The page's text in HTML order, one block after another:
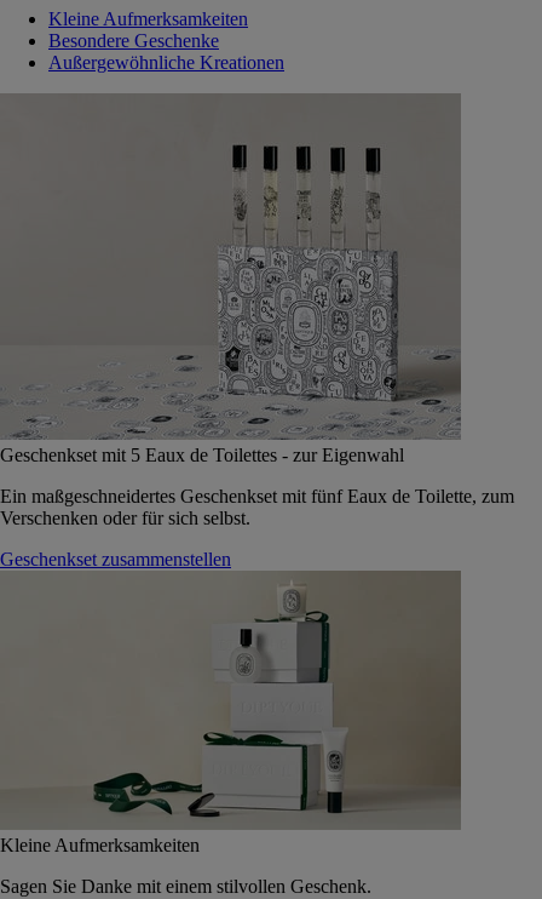
Kleine Aufmerksamkeiten
Besondere Geschenke
Außergewöhnliche Kreationen
Geschenkset mit 5 Eaux de Toilettes - zur Eigenwahl
Ein maßgeschneidertes Geschenkset mit fünf Eaux de Toilette, zum
Verschenken oder für sich selbst.
Geschenkset zusammenstellen
Kleine Aufmerksamkeiten
Sagen Sie Danke mit einem stilvollen Geschenk.